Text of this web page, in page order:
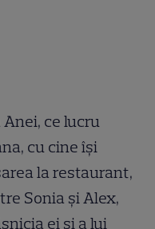
ce lucru
cu cine își
la restaurant,
Sonia și Alex,
ei și a lui